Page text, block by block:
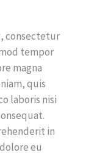
consectetur
tempor
magna
quis
laboris nisi
in
eu